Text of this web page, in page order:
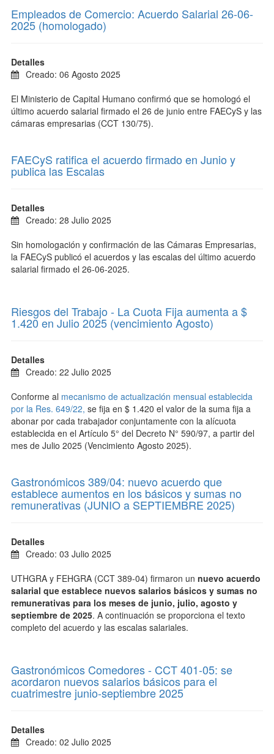
Empleados de Comercio: Acuerdo Salarial 26-06-
2025 (homologado)
Detalles
Creado: 06 Agosto 2025
El Ministerio de Capital Humano confirmó que se homologó el
último acuerdo salarial firmado el 26 de junio entre FAECyS y las
cámaras empresarias (CCT 130/75).
FAECyS ratifica el acuerdo firmado en Junio y
publica las Escalas
Detalles
Creado: 28 Julio 2025
Sin homologación y confirmación de las Cámaras Empresarias,
la FAECyS publicó el acuerdos y las escalas del último acuerdo
salarial firmado el 26-06-2025.
Riesgos del Trabajo - La Cuota Fija aumenta a $
1.420 en Julio 2025 (vencimiento Agosto)
Detalles
Creado: 22 Julio 2025
Conforme al mecanismo de actualización mensual establecida
por la Res. 649/22, se fija en $ 1.420 el valor de la suma fija a
abonar por cada trabajador conjuntamente con la alícuota
establecida en el Artículo 5° del Decreto N° 590/97, a partir del
mes de Julio 2025 (Vencimiento Agosto 2025).
Gastronómicos 389/04: nuevo acuerdo que
establece aumentos en los básicos y sumas no
remunerativas (JUNIO a SEPTIEMBRE 2025)
Detalles
Creado: 03 Julio 2025
UTHGRA y FEHGRA (CCT 389-04) firmaron un nuevo acuerdo
salarial que establece nuevos salarios básicos y sumas no
remunerativas para los meses de junio, julio, agosto y
septiembre de 2025. A continuación se proporciona el texto
completo del acuerdo y las escalas salariales.
Gastronómicos Comedores - CCT 401-05: se
acordaron nuevos salarios básicos para el
cuatrimestre junio-septiembre 2025
Detalles
Creado: 02 Julio 2025